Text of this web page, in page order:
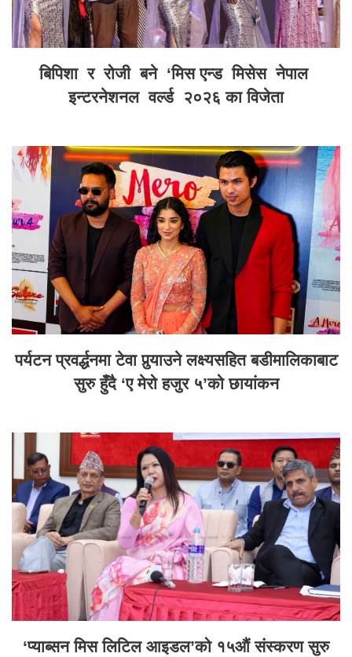
बिपिशा र रोजी बने ‘मिस एन्ड मिसेस नेपाल
इन्टरनेशनल वर्ल्ड २०२६ का विजेता
पर्यटन प्रवर्द्धनमा टेवा पुर्‍याउने लक्ष्यसहित बडीमालिकाबाट
सुरु हुँदै ‘ए मेरो हजुर ५’को छायांकन
‘प्याब्सन मिस लिटिल आइडल’को १५औं संस्करण सुरु